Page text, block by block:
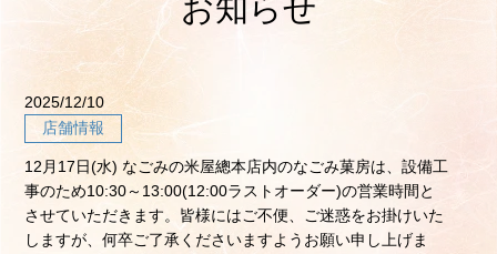
お知らせ
2025/12/10
店舗情報
12月17日(水) なごみの米屋總本店内のなごみ菓房は、設備工
事のため10:30～13:00(12:00ラストオーダー)の営業時間と
させていただきます。皆様にはご不便、ご迷惑をお掛けいた
しますが、何卒ご了承くださいますようお願い申し上げま